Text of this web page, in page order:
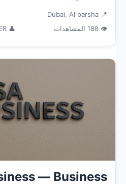
📍 Dubai, Al barsha
👁 188 المشاهدات
👤 INFINITY BUSINESS CENTER
— Business